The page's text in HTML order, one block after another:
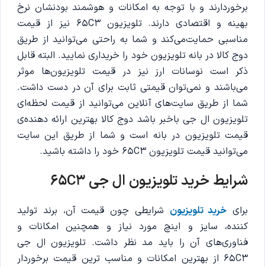
برخوردارند و با توجه به امکانات و هوشمند بودنشان نرخ
بهینه و اقتصادی دارند. تلویزیون 65C3 نیز از قیمت
مناسبی حمایت‌می‌کند و شما به راحتی می‌توانید از طریق
دوج کالا در بانه تلویزیون خود را خریداری نمایید. البته قابل
ذکر است نوسانات ارز نیز در قیمت تلویزیون‌ها موثر
می‌باشند و نمی‌توان قیمتی ثابت برای آن در دست داشت.
شما از طریق سایت‌های آنلاین می‌توانید از قیمت لحظه‌ای
تلویزیون ال جی باخبر باشد دوج کالا بهترین ارائه دهنده‌ی
قیمت تلویزیون در بانه است و شما از طریق این سایت
می‌توانید قیمت تلویزیون 65C3 خود را داشته باشید.
شرایط خرید تلویزیون ال جی 65C3
برای خرید تلویزیون شرایطی چون قیمت آن، برند تولید
کننده، سایز و اینچ مورد نیاز و همچنین امکانات و
فناوری‌های آن را باید مد نظر داشت. تلویزیون ال جی
65C3 از بهترین امکانات و مناسب ترین قیمت برخوردار